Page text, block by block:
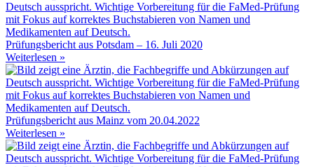
Prüfungsbericht aus Potsdam – 16. Juli 2020
Weiterlesen »
Prüfungsbericht aus Mainz vom 20.04.2022
Weiterlesen »